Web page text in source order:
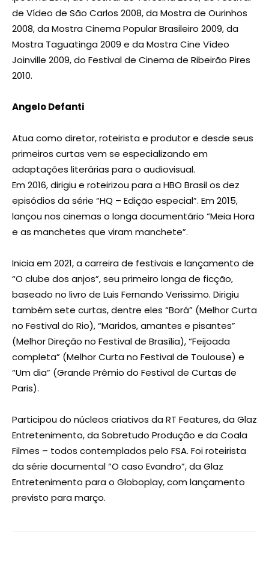
de Vídeo de São Carlos 2008, da Mostra de Ourinhos
2008, da Mostra Cinema Popular Brasileiro 2009, da
Mostra Taguatinga 2009 e da Mostra Cine Vídeo
Joinville 2009, do Festival de Cinema de Ribeirão Pires
2010.
Angelo Defanti
Atua como diretor, roteirista e produtor e desde seus
primeiros curtas vem se especializando em
adaptações literárias para o audiovisual.
Em 2016, dirigiu e roteirizou para a HBO Brasil os dez
episódios da série “HQ – Edição especial”. Em 2015,
lançou nos cinemas o longa documentário “Meia Hora
e as manchetes que viram manchete”.
Inicia em 2021, a carreira de festivais e lançamento de
“O clube dos anjos”, seu primeiro longa de ficção,
baseado no livro de Luis Fernando Verissimo. Dirigiu
também sete curtas, dentre eles “Borá” (Melhor Curta
no Festival do Rio), “Maridos, amantes e pisantes”
(Melhor Direção no Festival de Brasília), “Feijoada
completa” (Melhor Curta no Festival de Toulouse) e
“Um dia” (Grande Prêmio do Festival de Curtas de
Paris).
Participou do núcleos criativos da RT Features, da Glaz
Entretenimento, da Sobretudo Produção e da Coala
Filmes – todos contemplados pelo FSA. Foi roteirista
da série documental “O caso Evandro”, da Glaz
Entretenimento para o Globoplay, com lançamento
previsto para março.